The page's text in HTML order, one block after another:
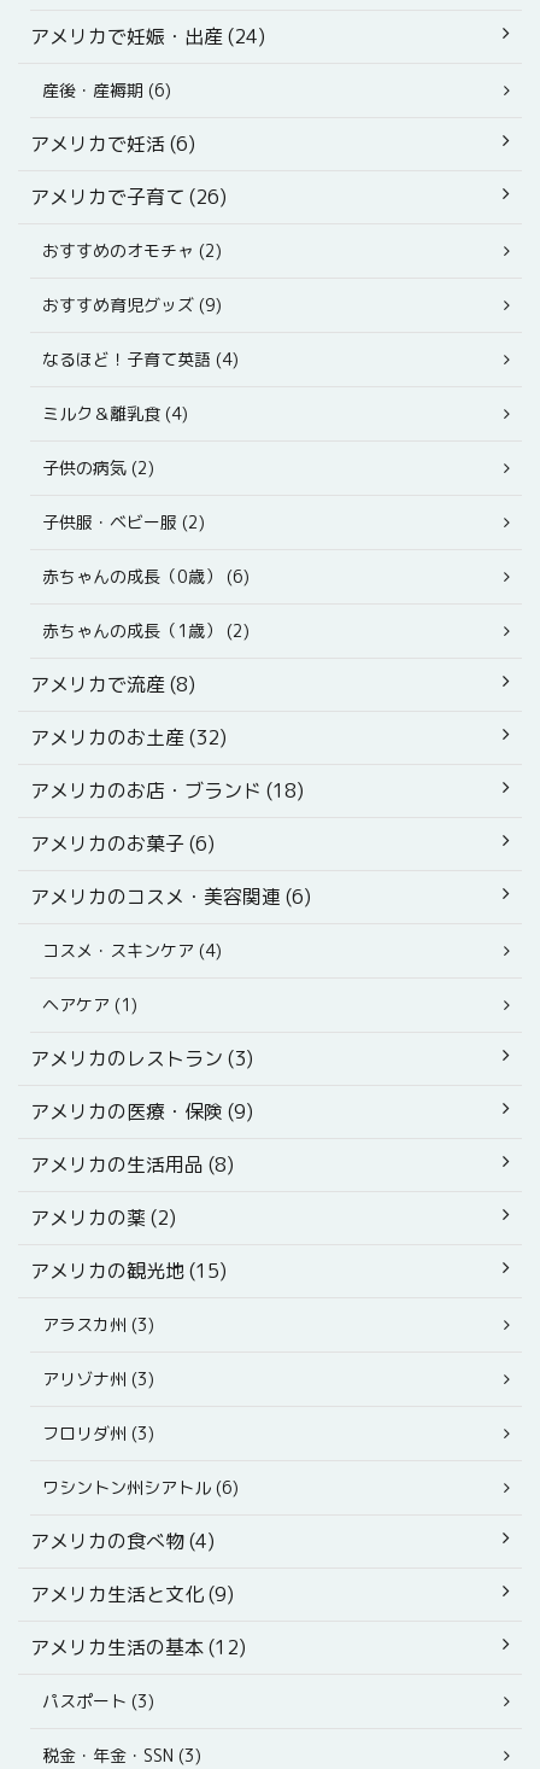
アメリカで妊娠・出産 (24)
産後・産褥期 (6)
アメリカで妊活 (6)
アメリカで子育て (26)
おすすめのオモチャ (2)
おすすめ育児グッズ (9)
なるほど！子育て英語 (4)
ミルク＆離乳食 (4)
子供の病気 (2)
子供服・ベビー服 (2)
赤ちゃんの成長（0歳） (6)
赤ちゃんの成長（1歳） (2)
アメリカで流産 (8)
アメリカのお土産 (32)
アメリカのお店・ブランド (18)
アメリカのお菓子 (6)
アメリカのコスメ・美容関連 (6)
コスメ・スキンケア (4)
ヘアケア (1)
アメリカのレストラン (3)
アメリカの医療・保険 (9)
アメリカの生活用品 (8)
アメリカの薬 (2)
アメリカの観光地 (15)
アラスカ州 (3)
アリゾナ州 (3)
フロリダ州 (3)
ワシントン州シアトル (6)
アメリカの食べ物 (4)
アメリカ生活と文化 (9)
アメリカ生活の基本 (12)
パスポート (3)
税金・年金・SSN (3)